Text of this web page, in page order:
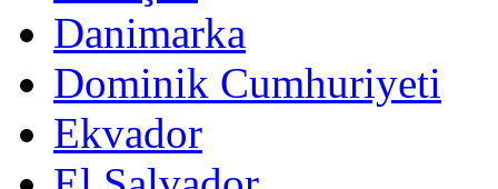
Danimarka
Dominik Cumhuriyeti
Ekvador